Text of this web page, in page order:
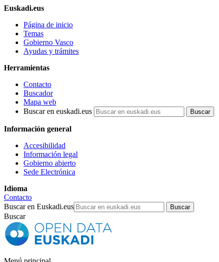
Euskadi.eus
Página de inicio
Temas
Gobierno Vasco
Ayudas y trámites
Herramientas
Contacto
Buscador
Mapa web
Buscar en euskadi.eus
Información general
Accesibilidad
Información legal
Gobierno abierto
Sede Electrónica
Idioma
Contacto
Buscar en Euskadi.eus
Buscar